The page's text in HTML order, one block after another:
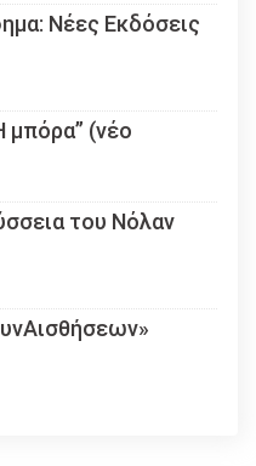
Νέες Εκδόσεις
μπόρα” (νέο
του Νόλαν